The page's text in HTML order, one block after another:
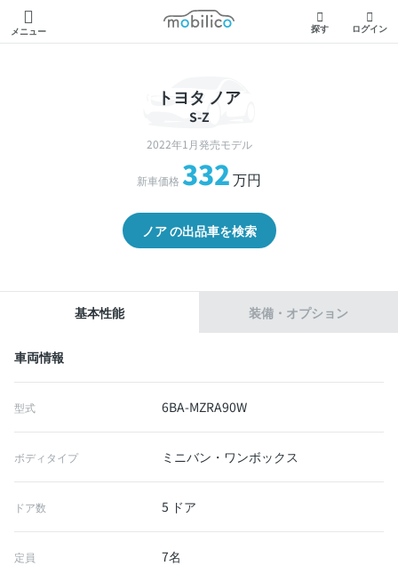
メニュー
モビリコ
探す ログイン
トヨタ ノア
S-Z
2022年1月発売モデル
新車価格 332万円
ノア の出品車を検索
基本性能 装備・オプション
車両情報
型式 6BA-MZRA90W
ボディタイプ ミニバン・ワンボックス
ドア数 5 ドア
定員 7名